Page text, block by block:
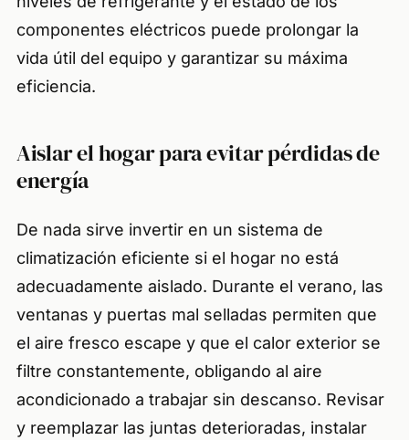
componentes eléctricos puede prolongar la
vida útil del equipo y garantizar su máxima
eficiencia.
Aislar el hogar para evitar pérdidas de
energía
De nada sirve invertir en un sistema de
climatización eficiente si el hogar no está
adecuadamente aislado. Durante el verano, las
ventanas y puertas mal selladas permiten que
el aire fresco escape y que el calor exterior se
filtre constantemente, obligando al aire
acondicionado a trabajar sin descanso. Revisar
y reemplazar las juntas deterioradas, instalar